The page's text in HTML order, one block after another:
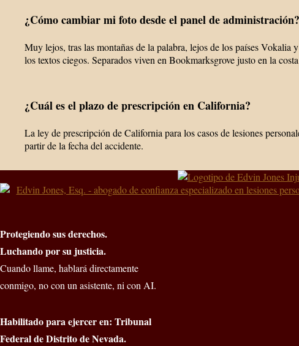
¿Cómo cambiar mi foto desde el panel de administración?
Muy lejos, tras las montañas de la palabra, lejos de los países Vokalia
los textos ciegos. Separados viven en Bookmarksgrove justo en la costa
¿Cuál es el plazo de prescripción en California?
La ley de prescripción de California para los casos de lesiones
partir de la fecha del accidente.
Protegiendo sus derechos.
Luchando por su justicia.
Cuando llame, hablará directamente
conmigo, no con un asistente, ni con AI.
Habilitado para ejercer en: Tribunal
Federal de Distrito de Nevada.